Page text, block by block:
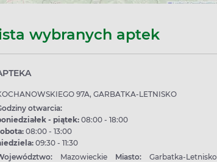
wybranych aptek
97A, GARBATKA-LETNISKO
otwarcia:
- piątek:08:00 - 18:00
08:00 - 13:00
09:30 - 11:30
Mazowieckie Miasto: Garbatka-Letnisko